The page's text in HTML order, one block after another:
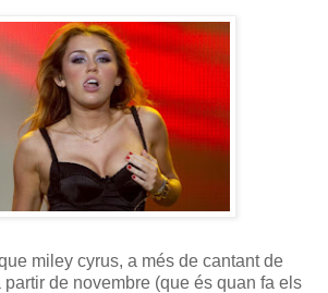
miley cyrus, a més de cantant de
partir de novembre (que és quan fa els